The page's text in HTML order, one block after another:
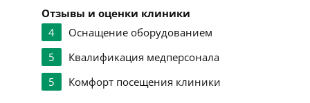
Отзывы и оценки клиники
4
Оснащение оборудованием
5
Квалификация медперсонала
5
Комфорт посещения клиники